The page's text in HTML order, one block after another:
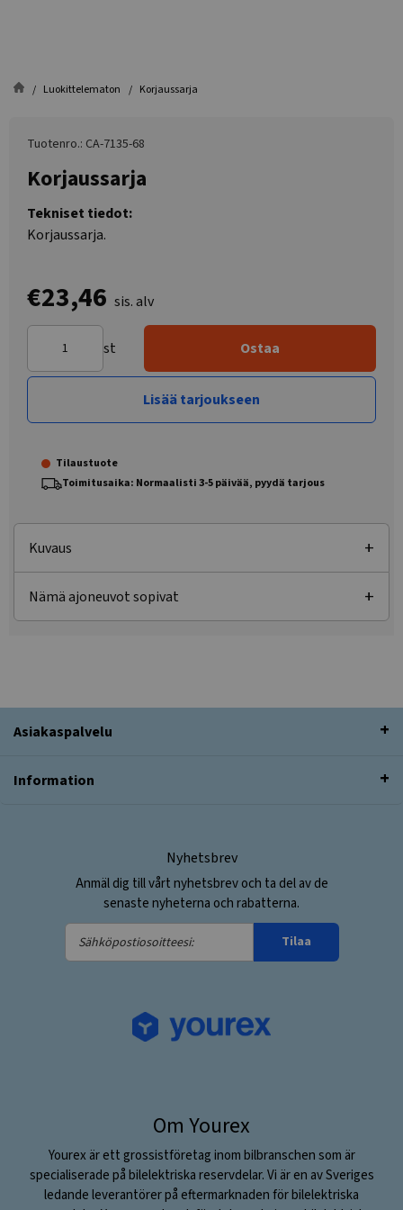
Luokittelematon Korjaussarja
Tuotenro.: CA-7135-68
Korjaussarja
Tekniset tiedot:
Korjaussarja.
€23,46 sis. alv
st Ostaa
Lisää tarjoukseen
Tilaustuote
Toimitusaika: Normaalisti 3-5 päivää, pyydä tarjous
Kuvaus
Nämä ajoneuvot sopivat
Asiakaspalvelu
Information
Nyhetsbrev
Anmäl dig till vårt nyhetsbrev och ta del av de
senaste nyheterna och rabatterna.
Sähköpostiosoitteesi:
Tilaa
Om Yourex
Yourex är ett grossistföretag inom bilbranschen som är
specialiserade på bilelektriska reservdelar. Vi är en av Sveriges
ledande leverantörer på eftermarknaden för bilelektriska